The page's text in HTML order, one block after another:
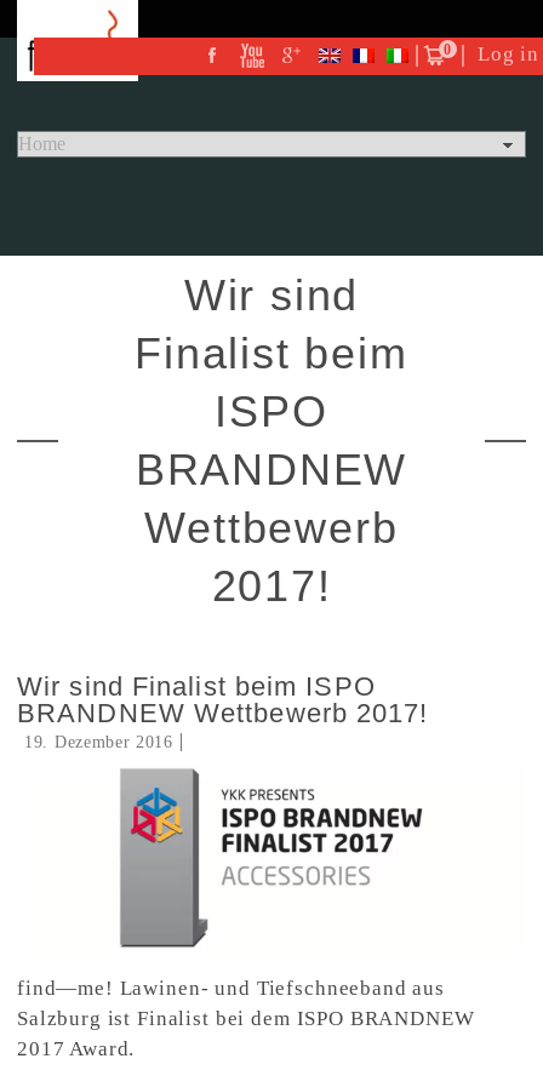
0 Log in
Wir sind
Finalist beim
ISPO
BRANDNEW
Wettbewerb
2017!
Wir sind Finalist beim ISPO
BRANDNEW Wettbewerb 2017!
19. Dezember 2016
find—me! Lawinen- und Tiefschneeband aus
Salzburg ist Finalist bei dem ISPO BRANDNEW
2017 Award.